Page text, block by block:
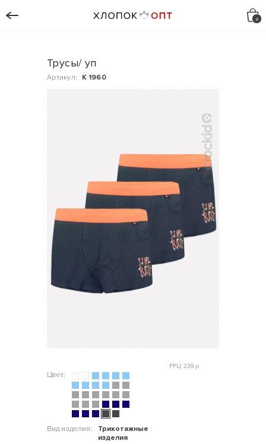
Трусы/ уп
Артикул: К 1960
Цвет:
Вид изделия:
Трикотажные
изделия
РРЦ: 239 р.